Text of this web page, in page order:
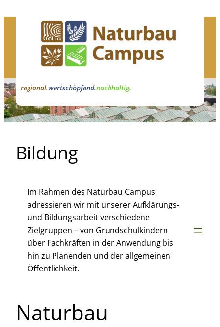
regional.wertschöpfend.nachhaltig.
Bildung
Im Rahmen des Naturbau Campus
adressieren wir mit unserer Aufklärungs-
und Bildungsarbeit verschiedene
Zielgruppen – von Grundschulkindern
über Fachkräften in der Anwendung bis
hin zu Planenden und der allgemeinen
Öffentlichkeit.
Naturbau